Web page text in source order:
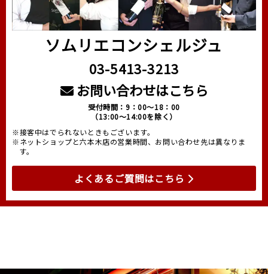
ソムリエコンシェルジュ
03-5413-3213
お問い合わせはこちら
受付時間：9：00～18：00
（13:00～14:00を除く）
※接客中はでられないときもございます。
※ネットショップと六本木店の営業時間、お問い合わせ先は異なりま
す。
よくあるご質問はこちら